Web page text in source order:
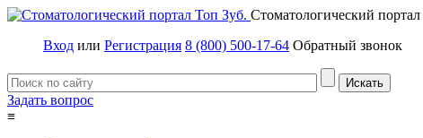
Стоматологический портал
Вход или Регистрация 8 (800) 500-17-64 Обратный звонок
Задать вопрос
≡